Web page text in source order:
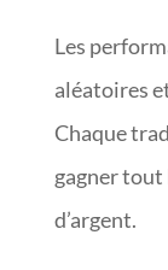
Les
aléatoires
Chaque
gagner tout
d’argent.